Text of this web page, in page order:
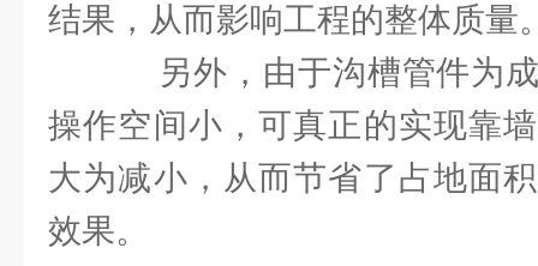
结果，从而影响工程的整体质量
另外，由于沟槽管件为
操作空间小，可真正的实现靠
大为减小，从而节省了占地面
效果。